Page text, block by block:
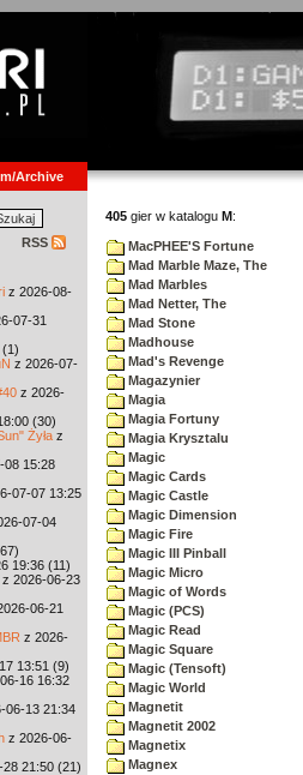
Archive
RSS
z 2026-08-
07-31
z 2026-07-
z 2026-
(30)
Żyła z
08 15:28
07-07 13:25
07-04
19:36 (11)
z 2026-06-23
06-21
z 2026-
13:51 (9)
16 16:32
06-13 21:34
z 2026-06-
21:50 (21)
405 gier w katalogu M:
MacPHEE'S Fortune
Mad Marble Maze, The
Mad Marbles
Mad Netter, The
Mad Stone
Madhouse
Mad's Revenge
Magazynier
Magia
Magia Fortuny
Magia Krysztalu
Magic
Magic Cards
Magic Castle
Magic Dimension
Magic Fire
Magic III Pinball
Magic Micro
Magic of Words
Magic (PCS)
Magic Read
Magic Square
Magic (Tensoft)
Magic World
Magnetit
Magnetit 2002
Magnetix
Magnex